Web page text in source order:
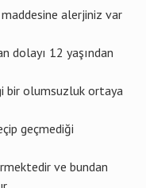
alerjiniz var
dolayı 12 yaşından
bir olumsuzluk ortaya
geçmediği
ve bundan